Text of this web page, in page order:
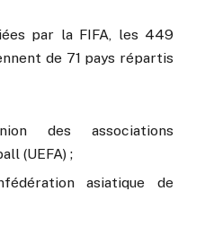
par la FIFA, les 449
de 71 pays répartis
des associations
(UEFA) ;
asiatique de